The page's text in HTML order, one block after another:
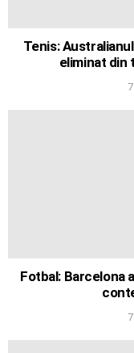
Tenis:
eliminat din
Fotbal: Barcelona